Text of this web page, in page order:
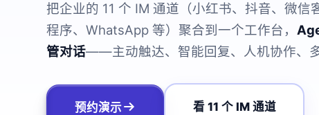
把企业的 11 个 IM 通道（小红书、抖音、微信
程序、WhatsApp 等）聚合到一个工作台，
管对话——主动触达、智能回复、人机协作、
预约演示 看 11 个 IM 通道